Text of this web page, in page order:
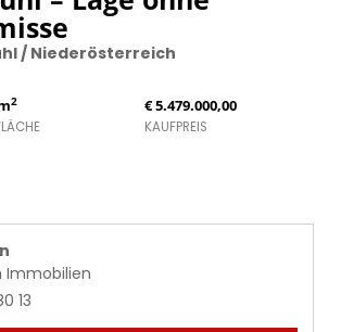
/ Niederösterreich
2 € 5.479.000,00
KAUFPREIS
Immobilien
13